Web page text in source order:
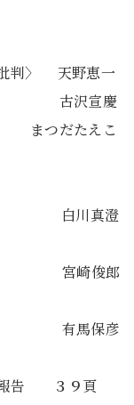
批判〉 天野恵
古沢宣慶
まつだたえこ
白川真澄
崎俊郎
有馬保彦
告 ３９頁